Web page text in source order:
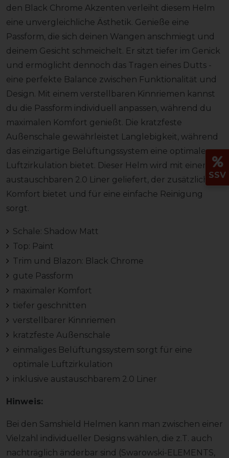
den Black Chrome Akzenten verleiht diesem Helm
eine unvergleichliche Ästhetik. Genieße eine
Passform, die sich deinen Wangen anschmiegt und
deinem Gesicht schmeichelt. Er sitzt tiefer im Genick
und ermöglicht dennoch das Tragen eines Dutts -
eine perfekte Balance zwischen Funktionalität und
Design. Mit einem verstellbaren Kinnriemen kannst
du die Passform individuell anpassen, während du
maximalen Komfort genießt. Die kratzfeste
Außenschale gewährleistet Langlebigkeit, während
das einzigartige Belüftungssystem eine optimale
Luftzirkulation bietet. Dieser Helm wird mit einem
austauschbaren 2.0 Liner geliefert, der zusätzlichen
Komfort bietet und für eine einfache Reinigung
sorgt.
Schale: Shadow Matt
Top: Paint
Trim und Blazon: Black Chrome
gute Passform
maximaler Komfort
tiefer geschnitten
verstellbarer Kinnriemen
kratzfeste Außenschale
einmaliges Belüftungssystem sorgt für eine
optimale Luftzirkulation
inklusive austauschbarem 2.0 Liner
Hinweis:
Bei den Samshield Helmen kann man zwischen einer
Vielzahl individueller Designs wählen, die z.T. auch
nachträglich änderbar sind (Swarowski-ELEMENTS,
SSV